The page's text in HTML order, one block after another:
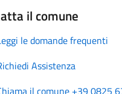
il comune
le domande frequenti
Assistenza
il comune +39 0825